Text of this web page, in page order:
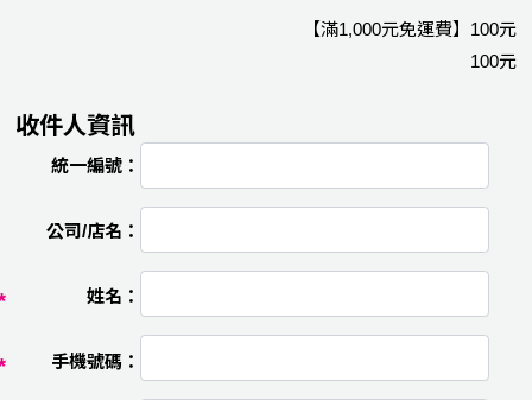
【滿1,000元免運費】 100
100
收件人資訊
統一編號：
公司/店名：
姓名：
手機號碼：